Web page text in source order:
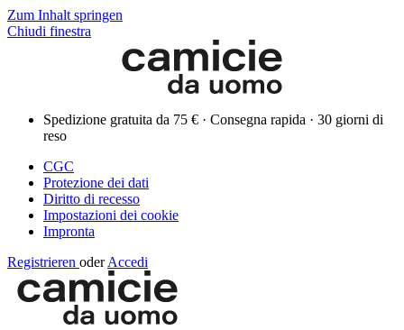
Zum Inhalt springen
Chiudi finestra
Spedizione gratuita da 75 € · Consegna rapida · 30 giorni di
reso
CGC
Protezione dei dati
Diritto di recesso
Impostazioni dei cookie
Impronta
Registrieren oder Accedi